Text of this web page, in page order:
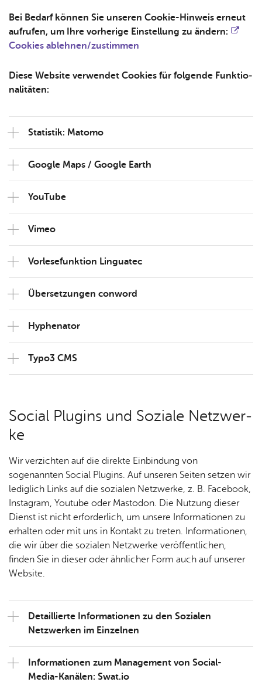
Bei Bedarf können Sie unseren Cookie-Hinweis erneut
aufrufen, um Ihre vorherige Einstellung zu ändern:
Cookies ablehnen/zustimmen
Diese Web­site ver­wen­det Coo­kies für fol­gen­de Funk­tio­
na­li­tä­ten:
Sta­tis­tik: Ma­to­mo
Goog­le Maps / Goog­le Earth
YouTube
Vimeo
Vor­le­se­funk­ti­on Lin­gua­tec
Über­set­zun­gen con­word
Hy­phena­tor
Typo3 CMS
So­ci­al Plug­ins und So­zia­le Netz­wer­
ke
Wir verzichten auf die direkte Einbindung von
sogenannten Social Plugins. Auf unseren Seiten setzen wir
lediglich Links auf die sozialen Netzwerke, z. B. Facebook,
Instagram, Youtube oder Mastodon. Die Nutzung dieser
Dienst ist nicht erforderlich, um unsere Informationen zu
erhalten oder mit uns in Kontakt zu treten. Informationen,
die wir über die sozialen Netzwerke veröffentlichen,
finden Sie in dieser oder ähnlicher Form auch auf unserer
Website.
De­tail­lier­te In­for­ma­tio­nen zu den So­zia­len
Netz­wer­ken im Ein­zel­nen
In­for­ma­tio­nen zum Ma­nage­ment von So­ci­al-
Me­dia-Ka­nä­len: Swat.​io